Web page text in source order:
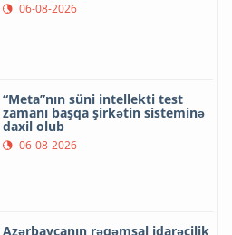
06-08-2026
“Meta”nın süni intellekti test
zamanı başqa şirkətin sisteminə
daxil olub
06-08-2026
Azərbaycanın rəqəmsal idarəçilik